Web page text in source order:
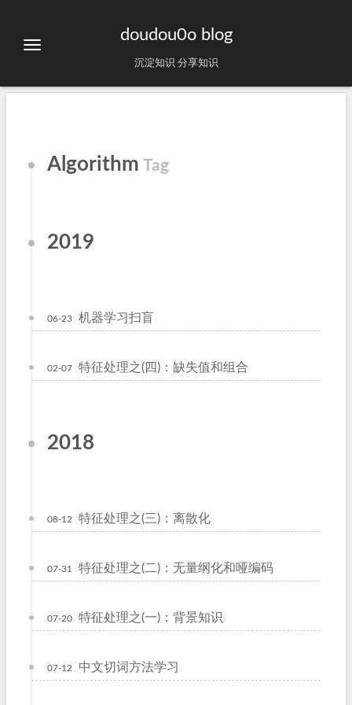
doudou0o blog
沉淀知识 分享知识
Algorithm Tag
2019
机器学习扫盲
06-23
特征处理之(四)：缺失值和组合
02-07
2018
特征处理之(三)：离散化
08-12
特征处理之(二)：无量纲化和哑编码
07-31
特征处理之(一)：背景知识
07-20
中文切词方法学习
07-12